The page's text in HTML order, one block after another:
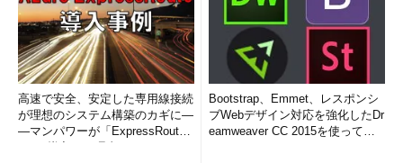
高速で安全、安定した専用線接続
が理想のシステム構築のカギに―
―マンパワーが「ExpressRout
Bootstrap、Emmet、レスポンシ
ブWebデザイン対応を強化したDr
eamweaver CC 2015を使って